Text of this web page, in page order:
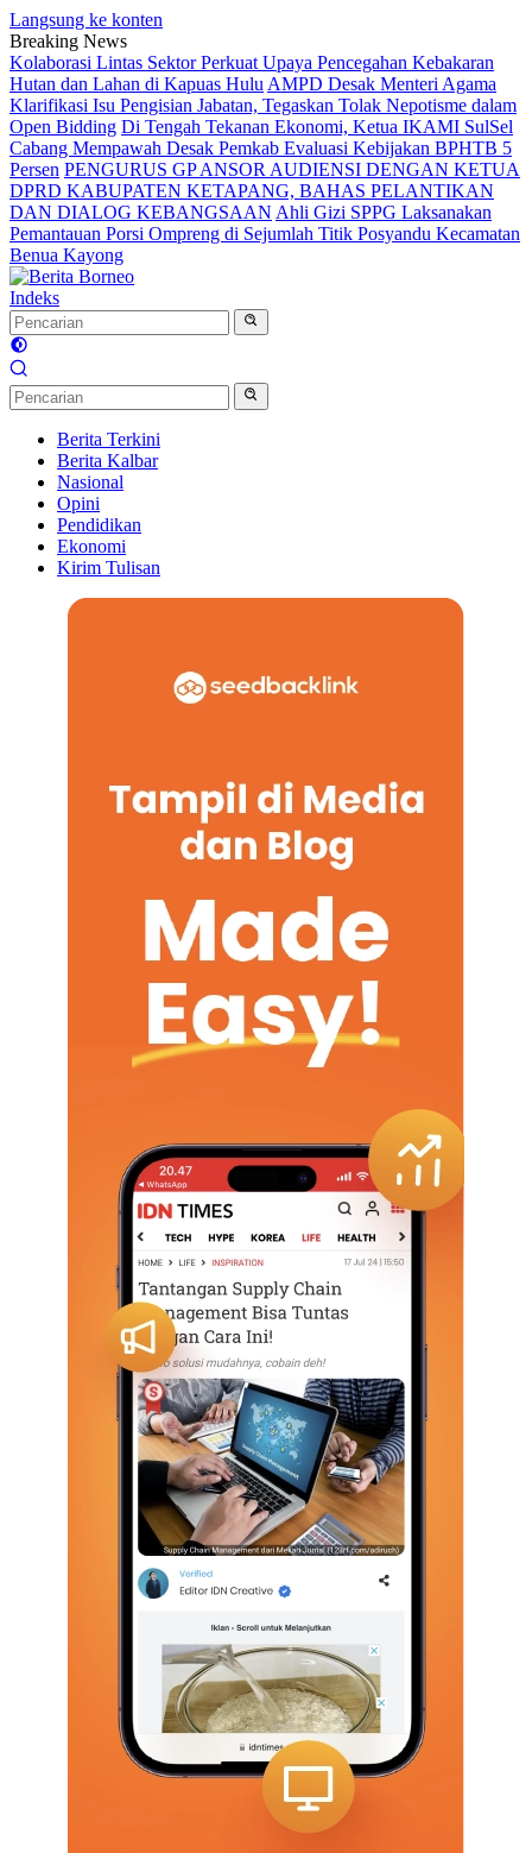
Langsung ke konten
Breaking News
Kolaborasi Lintas Sektor Perkuat Upaya Pencegahan Kebakaran
Hutan dan Lahan di Kapuas Hulu AMPD Desak Menteri Agama
Klarifikasi Isu Pengisian Jabatan, Tegaskan Tolak Nepotisme dalam
Open Bidding Di Tengah Tekanan Ekonomi, Ketua IKAMI SulSel
Cabang Mempawah Desak Pemkab Evaluasi Kebijakan BPHTB 5
Persen PENGURUS GP ANSOR AUDIENSI DENGAN KETUA
DPRD KABUPATEN KETAPANG, BAHAS PELANTIKAN
DAN DIALOG KEBANGSAAN Ahli Gizi SPPG Laksanakan
Pemantauan Porsi Ompreng di Sejumlah Titik Posyandu Kecamatan
Benua Kayong
Indeks
Berita Terkini
Berita Kalbar
Nasional
Opini
Pendidikan
Ekonomi
Kirim Tulisan